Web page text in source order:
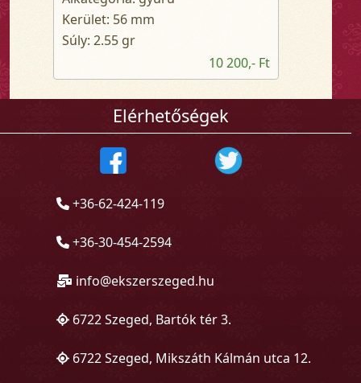
Kerület: 56 mm
Súly: 2.55 gr
10 200,- Ft
Elérhetőségek
+36-62-424-119
+36-30-454-2594
info@ekszerszeged.hu
6722 Szeged, Bartók tér 3.
6722 Szeged, Mikszáth Kálmán utca 12.